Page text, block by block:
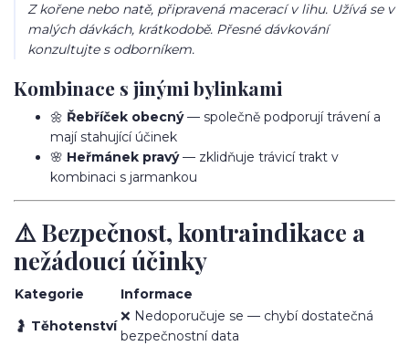
Z kořene nebo natě, připravená macerací v lihu. Užívá se v
malých dávkách, krátkodobě. Přesné dávkování
konzultujte s odborníkem.
Kombinace s jinými bylinkami
🌼 Řebříček obecný— společně podporují trávení a
mají stahující účinek
🌸 Heřmánek pravý— zklidňuje trávicí trakt v
kombinaci s jarmankou
⚠️ Bezpečnost, kontraindikace a
nežádoucí účinky
Kategorie
Informace
🤰 Těhotenství
❌ Nedoporučuje se — chybí dostatečná
bezpečnostní data